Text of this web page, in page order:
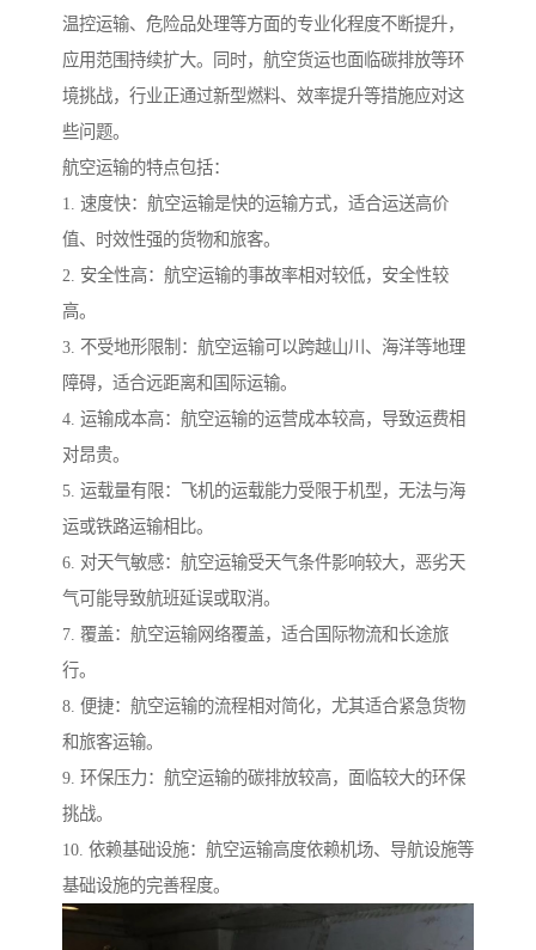
温控运输、危险品处理等方面的专业化程度不断提升，
应用范围持续扩大。同时，航空货运也面临碳排放等环
境挑战，行业正通过新型燃料、效率提升等措施应对这
些问题。
航空运输的特点包括：
1. 速度快：航空运输是快的运输方式，适合运送高价
值、时效性强的货物和旅客。
2. 安全性高：航空运输的事故率相对较低，安全性较
高。
3. 不受地形限制：航空运输可以跨越山川、海洋等地理
障碍，适合远距离和国际运输。
4. 运输成本高：航空运输的运营成本较高，导致运费相
对昂贵。
5. 运载量有限：飞机的运载能力受限于机型，无法与海
运或铁路运输相比。
6. 对天气敏感：航空运输受天气条件影响较大，恶劣天
气可能导致航班延误或取消。
7. 覆盖：航空运输网络覆盖，适合国际物流和长途旅
行。
8. 便捷：航空运输的流程相对简化，尤其适合紧急货物
和旅客运输。
9. 环保压力：航空运输的碳排放较高，面临较大的环保
挑战。
10. 依赖基础设施：航空运输高度依赖机场、导航设施等
基础设施的完善程度。